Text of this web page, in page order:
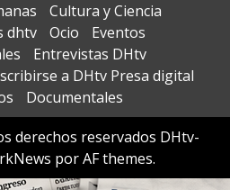
Cultura y Ciencia
dhtv
Ocio
Eventos
Entrevistas DHtv
a DHtv Presa digital
Documentales
derechos reservados DHtv-
por AF themes.